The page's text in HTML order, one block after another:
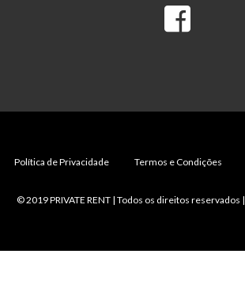
Política de Privacidade Termos e Condições
© 2019 PRIVATE RENT | Todos os direitos reservados |